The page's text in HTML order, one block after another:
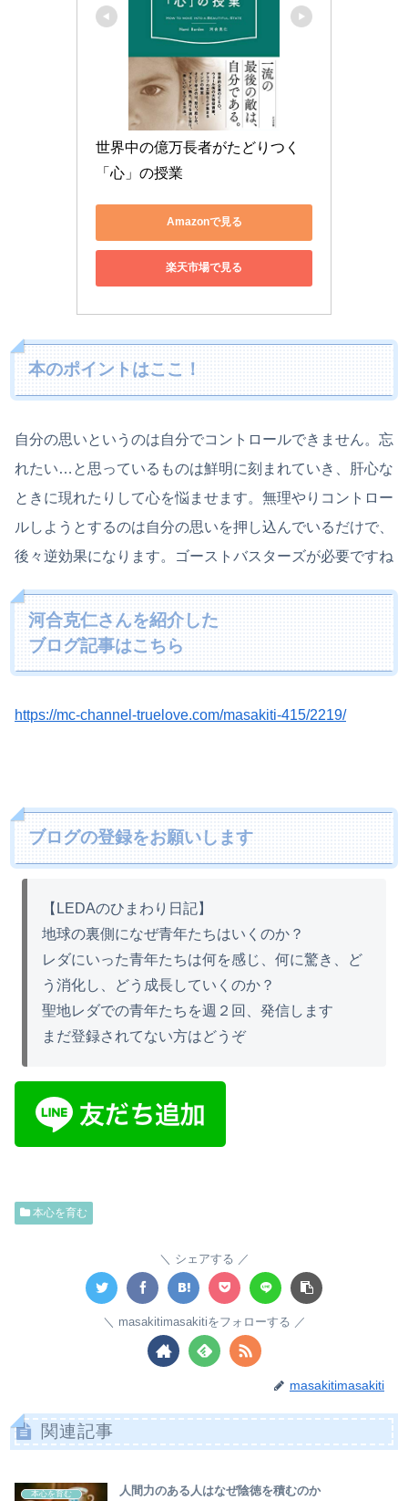
世界中の億万長者がたどりつく
「心」の授業
Amazonで見る
楽天市場で見る
本のポイントはここ！
自分の思いというのは自分でコントロールできません。忘
れたい…と思っているものは鮮明に刻まれていき、肝心な
ときに現れたりして心を悩ませます。無理やりコントロー
ルしようとするのは自分の思いを押し込んでいるだけで、
後々逆効果になります。ゴーストバスターズが必要ですね
河合克仁さんを紹介した
ブログ記事はこちら
https://mc-channel-truelove.com/masakiti-415/2219/
ブログの登録をお願いします
【LEDAのひまわり日記】
地球の裏側になぜ青年たちはいくのか？
レダにいった青年たちは何を感じ、何に驚き、ど
う消化し、どう成長していくのか？
聖地レダでの青年たちを週２回、発信します
まだ登録されてない方はどうぞ
本心を育む
シェアする
masakitimasakitiをフォローする
masakitimasakiti
関連記事
本心を育む 人間力のある人はなぜ陰徳を積むのか